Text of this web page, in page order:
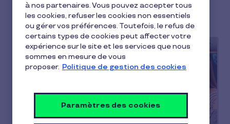
SME's
à nos partenaires. Vous pouvez accepter tous
les cookies, refuser les cookies non essentiels
ou gérer vos préférences. Toutefois, le refus de
certains types de cookies peut affecter votre
expérience sur le site et les services que nous
sommes en mesure de vous
proposer. Politique de gestion des cookies
Paramètres des cookies